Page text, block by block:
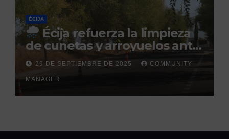
ÉCIJA
Écija refuerza la limpieza
de cunetas y arroyuelos ante
la llegada de las lluvias
otoñales
29 DE SEPTIEMBRE DE 2025 COMMUNITY
MANAGER